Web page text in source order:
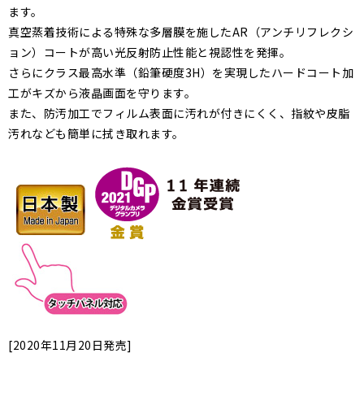
ます。
真空蒸着技術による特殊な多層膜を施したAR（アンチリフレクシ
ョン）コートが高い光反射防止性能と視認性を発揮。
さらにクラス最高水準（鉛筆硬度3H）を実現したハードコート加
工がキズから液晶画面を守ります。
また、防汚加工でフィルム表面に汚れが付きにくく、指紋や皮脂
汚れなども簡単に拭き取れます。
[2020年11月20日発売]